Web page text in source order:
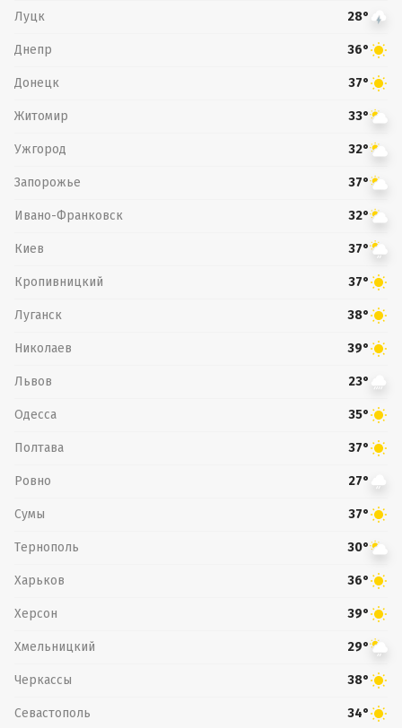
Луцк 28°
Днепр 36°
Донецк 37°
Житомир 33°
Ужгород 32°
Запорожье 37°
Ивано-Франковск 32°
Киев 37°
Кропивницкий 37°
Луганск 38°
Николаев 39°
Львов 23°
Одесса 35°
Полтава 37°
Ровно 27°
Сумы 37°
Тернополь 30°
Харьков 36°
Херсон 39°
Хмельницкий 29°
Черкассы 38°
Севастополь 34°